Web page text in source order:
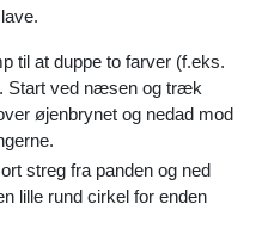
til at duppe to farver (f.eks.
Start ved næsen og træk
øjenbrynet og nedad mod
streg fra panden og ned
lille rund cirkel for enden